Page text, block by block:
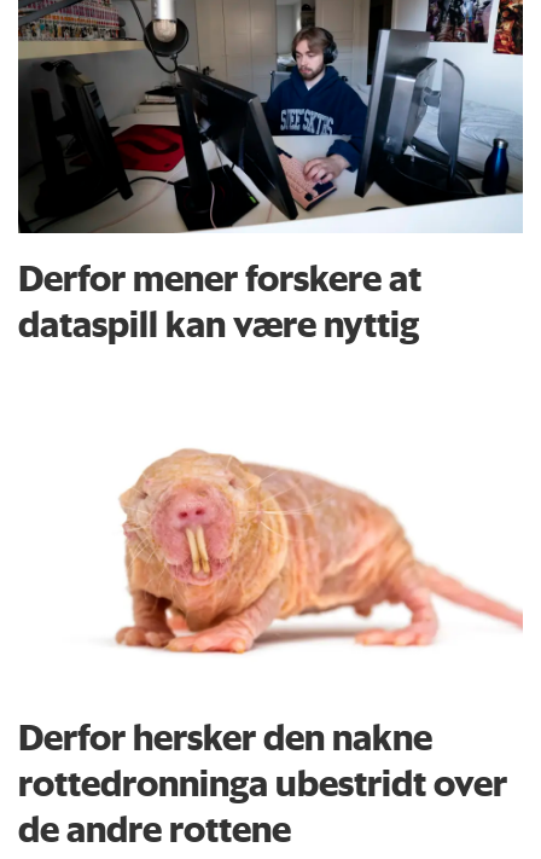
Derfor mener forskere at
dataspill kan være nyttig
Derfor hersker den nakne
rottedronninga ubestridt over
de andre rottene